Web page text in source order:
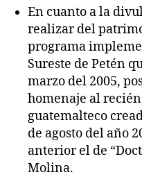
En cuanto a la
realizar del
programa
Sureste de Petén
marzo del 2005,
homenaje al
guatemalteco
de agosto del año
anterior el de
Molina.